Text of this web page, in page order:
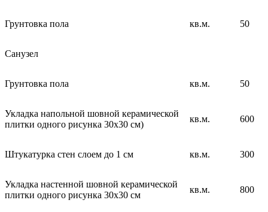
Грунтовка пола кв.м. 50
Санузел
Грунтовка пола кв.м. 50
Укладка напольной шовной керамической
плитки одного рисунка 30х30 см)
кв.м. 600
Штукатурка стен слоем до 1 см кв.м. 300
Укладка настенной шовной керамической
плитки одного рисунка 30х30 см
кв.м. 800